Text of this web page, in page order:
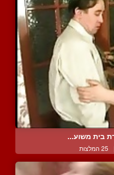
בית משוע...
25 המלצות